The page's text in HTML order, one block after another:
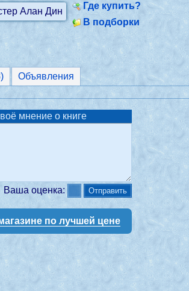
Где купить?
В подборки
Объявления
мнение о книге
Ваша оценка:
по лучшей цене